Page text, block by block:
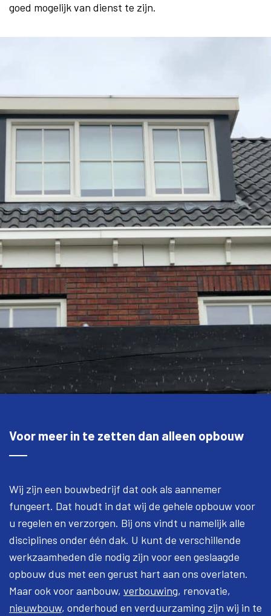
goed mogelijk van dienst te zijn.
Voor meer in te zetten dan alleen opbouw
Wij zijn een bouwbedrijf dat ook als aannemer
fungeert. Dat houdt in dat wij de gehele opbouw voor
u regelen en verzorgen. Bij ons vindt u namelijk alle
disciplines onder één dak. U kunt de verschillende
werkzaamheden die nodig zijn voor een geslaagde
opbouw dus met een gerust hart aan ons overlaten.
Maar ook voor aanbouw, verbouwing, renovatie,
nieuwbouw, onderhoud en verduurzaming zijn wij in te